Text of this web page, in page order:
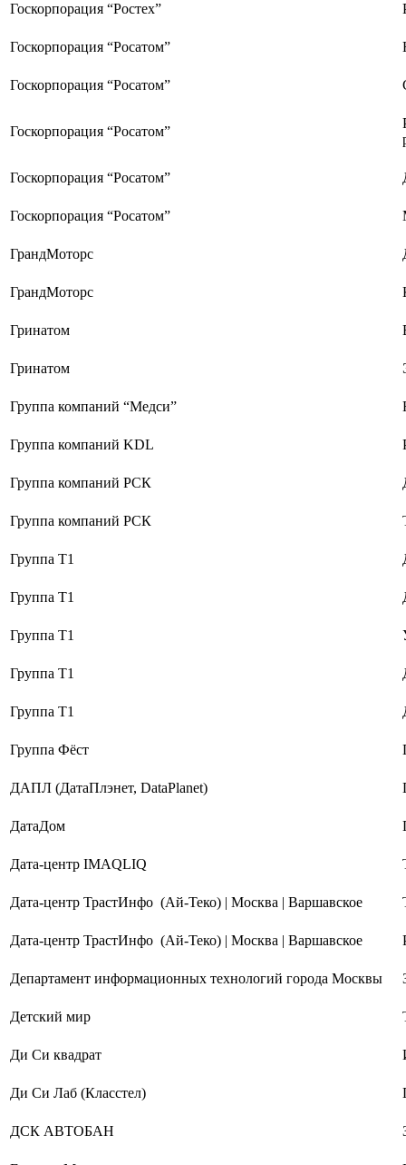
Госкорпорация “Ростех”
Госкорпорация “Росатом”
Госкорпорация “Росатом”
Госкорпорация “Росатом”
Госкорпорация “Росатом”
Госкорпорация “Росатом”
ГрандМоторс
ГрандМоторс
Гринатом
Гринатом
Группа компаний “Медси”
Группа компаний KDL
Группа компаний РСК
Группа компаний РСК
Группа Т1
Группа Т1
Группа Т1
Группа Т1
Группа Т1
Группа Фёст
ДАПЛ (ДатаПлэнет, DataPlanet)
ДатаДом
Дата-центр IMAQLIQ
Дата-центр ТрастИнфо (Ай-Теко) | Москва | Варшавское
Дата-центр ТрастИнфо (Ай-Теко) | Москва | Варшавское
Департамент информационных технологий города Москвы
Детский мир
Ди Си квадрат
Ди Си Лаб (Класстел)
ДСК АВТОБАН